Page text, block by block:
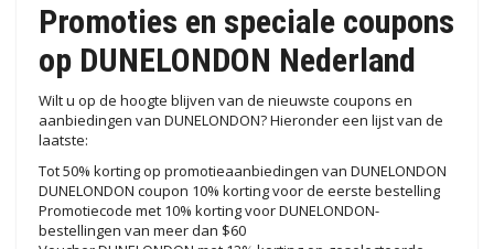
Promoties en speciale coupons
op DUNELONDON Nederland
Wilt u op de hoogte blijven van de nieuwste coupons en
aanbiedingen van DUNELONDON? Hieronder een lijst van de
laatste:
Tot 50% korting op promotieaanbiedingen van DUNELONDON
DUNELONDON coupon 10% korting voor de eerste bestelling
Promotiecode met 10% korting voor DUNELONDON-
bestellingen van meer dan $60